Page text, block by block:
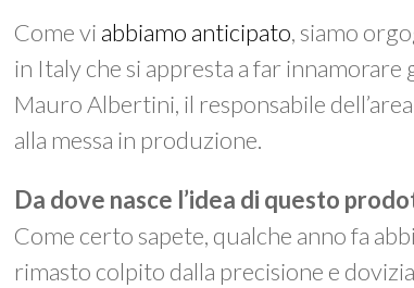
Come vi abbiamo anticipato, siamo
in Italyche si appresta a far
Mauro Albertini, il responsabile
alla messa in produzione.
Da dove nasce l’idea di questo
Come certo sapete, qualche anno fa
rimasto colpito dalla precisione e